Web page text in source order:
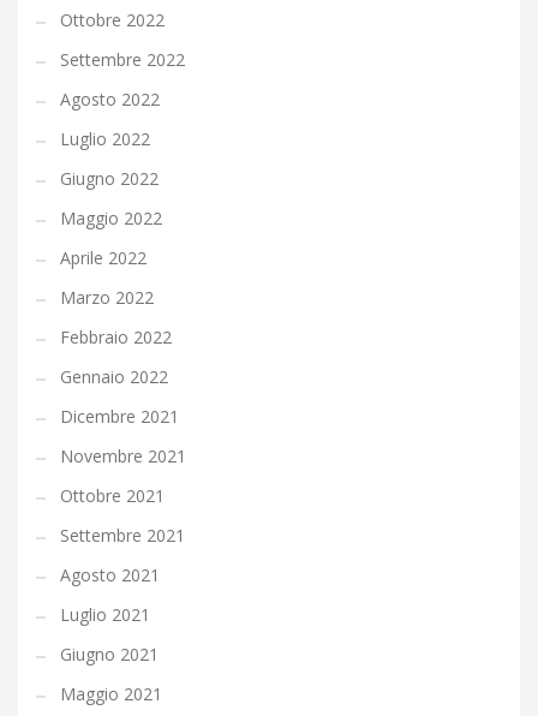
Ottobre 2022
Settembre 2022
Agosto 2022
Luglio 2022
Giugno 2022
Maggio 2022
Aprile 2022
Marzo 2022
Febbraio 2022
Gennaio 2022
Dicembre 2021
Novembre 2021
Ottobre 2021
Settembre 2021
Agosto 2021
Luglio 2021
Giugno 2021
Maggio 2021